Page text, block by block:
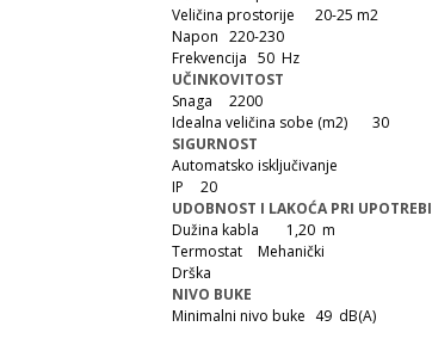
Veličina prostorije
20-25 m2
Napon 220-230
Frekvencija 50 Hz
UČINKOVITOST
Snaga
2200
Idealna veličina sobe (m2)
30
SIGURNOST
Automatsko isključivanje
IP
20
UDOBNOST I LAKOĆA PRI UPOTREBI
Dužina kabla
1,20 m
Termostat
Mehanički
Drška
NIVO BUKE
Minimalni nivo buke 49 dB(A)